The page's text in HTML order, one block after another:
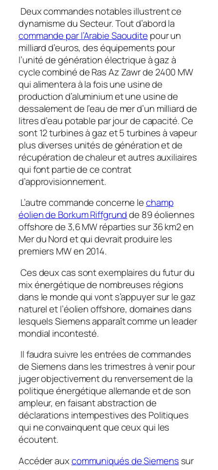
Deux commandes notables illustrent ce
dynamisme du Secteur. Tout d’abord la
commande par l’Arabie Saoudite pour un
milliard d’euros, des équipements pour
l’unité de génération électrique à gaz à
cycle combiné de Ras Az Zawr de 2400 MW
qui alimentera à la fois une usine de
production d’aluminium et une usine de
dessalement de l’eau de mer d’un milliard de
litres d’eau potable par jour de capacité. Ce
sont 12 turbines à gaz et 5 turbines à vapeur
plus diverses unités de génération et de
récupération de chaleur et autres auxiliaires
qui font partie de ce contrat
d’approvisionnement.
L’autre commande concerne lechamp
éolien de Borkum Riffgrundde 89 éoliennes
offshore de 3,6 MW réparties sur 36 km2 en
Mer du Nord et qui devrait produire les
premiers MW en 2014.
Ces deux cas sont exemplaires du futur du
mix énergétique de nombreuses régions
dans le monde qui vont s’appuyer sur le gaz
naturel et l’éolien offshore, domaines dans
lesquels Siemens apparaît comme un leader
mondial incontesté.
Il faudra suivre les entrées de commandes
de Siemens dans les trimestres à venir pour
juger objectivement du renversement de la
politique énergétique allemande et de son
ampleur, en faisant abstraction de
déclarations intempestives des Politiques
qui ne convainquent que ceux qui les
écoutent.
Accéder auxcommuniqués de Siemens sur